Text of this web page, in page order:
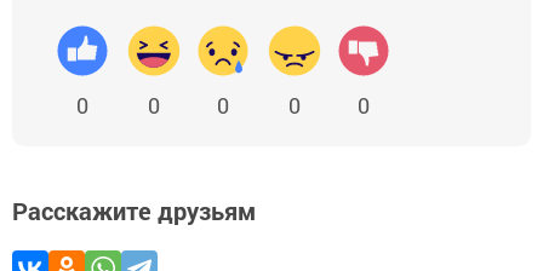
0 0 0 0 0
Расскажите друзьям